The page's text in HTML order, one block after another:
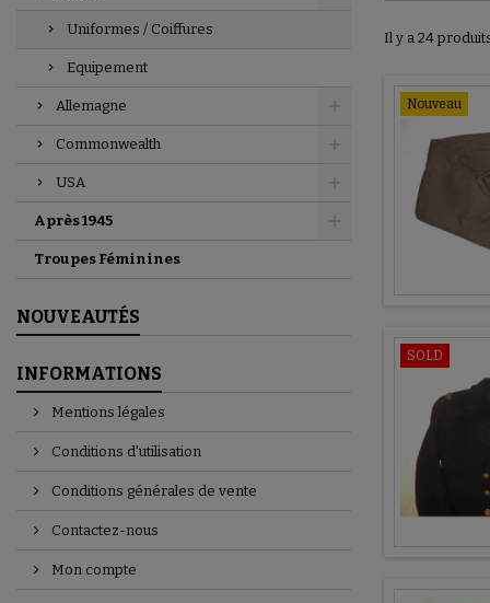
Uniformes / Coiffures
Equipement
Allemagne
Commonwealth
USA
Après 1945
Troupes Féminines
NOUVEAUTÉS
INFORMATIONS
Mentions légales
Conditions d'utilisation
Conditions générales de vente
Contactez-nous
Mon compte
Il y a 24
Nouveau
SOLD